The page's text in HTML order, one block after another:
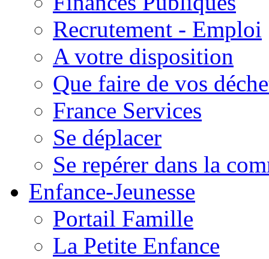
Recrutement - Emploi
A votre disposition
Que faire de vos
France Services
Se déplacer
Se repérer dans la
Enfance-Jeunesse
Portail Famille
La Petite Enfance